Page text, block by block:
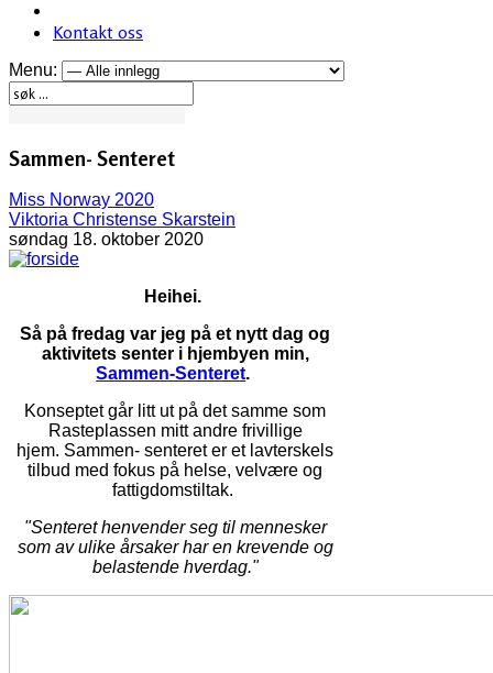
Kontakt oss
Menu:
Sammen- Senteret
Miss Norway 2020
Viktoria Christense Skarstein
søndag 18. oktober 2020
Heihei.
Så på fredag var jeg på et nytt dag og
aktivitets senter i hjembyen min,
Sammen-Senteret.
Konseptet går litt ut på det samme som
Rasteplassen mitt andre frivillige
hjem. Sammen- senteret er et lavterskels
tilbud med fokus på helse, velvære og
fattigdomstiltak.
"Senteret henvender seg til mennesker
som av ulike årsaker har en krevende og
belastende hverdag."